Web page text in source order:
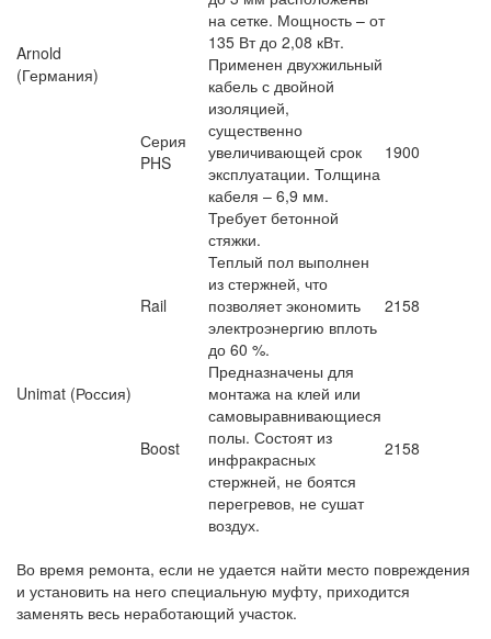
Arnold
(Германия)
на сетке. Мощность – от
135 Вт до 2,08 кВт.
Серия
PHS
Применен двухжильный
кабель с двойной
изоляцией,
существенно
увеличивающей срок
эксплуатации. Толщина
кабеля – 6,9 мм.
Требует бетонной
стяжки.
1900
Unimat (Россия)
Rail
Теплый пол выполнен
из стержней, что
позволяет экономить
электроэнергию вплоть
до 60 %.
2158
Boost
Предназначены для
монтажа на клей или
самовыравнивающиеся
полы. Состоят из
инфракрасных
стержней, не боятся
перегревов, не сушат
воздух.
2158
Во время ремонта, если не удается найти место повреждения
и установить на него специальную муфту, приходится
заменять весь неработающий участок.